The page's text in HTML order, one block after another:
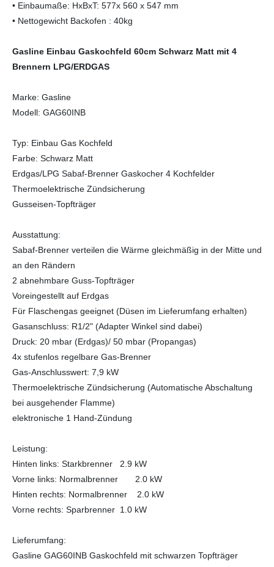
• Einbaumaße: HxBxT: 577x 560 x 547 mm
• Nettogewicht Backofen : 40kg
Gasline Einbau Gaskochfeld 60cm Schwarz Matt mit 4
Brennern LPG/ERDGAS
Marke: Gasline
Modell: GAG60INB
Typ: Einbau Gas Kochfeld
Farbe: Schwarz Matt
Erdgas/LPG Sabaf-Brenner Gaskocher 4 Kochfelder
Thermoelektrische Zündsicherung
Gusseisen-Topfträger
Ausstattung:
Sabaf-Brenner verteilen die Wärme gleichmäßig in der Mitte und
an den Rändern
2 abnehmbare Guss-Topfträger
Voreingestellt auf Erdgas
Für Flaschengas geeignet (Düsen im Lieferumfang erhalten)
Gasanschluss: R1/2" (Adapter Winkel sind dabei)
Druck: 20 mbar (Erdgas)/ 50 mbar (Propangas)
4x stufenlos regelbare Gas-Brenner
Gas-Anschlusswert: 7,9 kW
Thermoelektrische Zündsicherung (Automatische Abschaltung
bei ausgehender Flamme)
elektronische 1 Hand-Zündung
Leistung:
Hinten links: Starkbrenner 2.9 kW
Vorne links: Normalbrenner 2.0 kW
Hinten rechts: Normalbrenner 2.0 kW
Vorne rechts: Sparbrenner 1.0 kW
Lieferumfang:
Gasline GAG60INB Gaskochfeld mit schwarzen Topfträger